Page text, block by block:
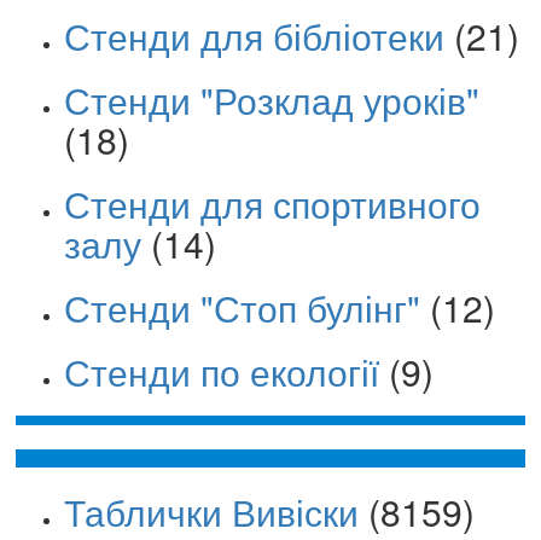
Стенди для бібліотеки (21)
Стенди "Розклад уроків"
(18)
Стенди для спортивного
залу(14)
Стенди "Стоп булінг" (12)
Стенди по екології (9)
Таблички Вивіски (8159)